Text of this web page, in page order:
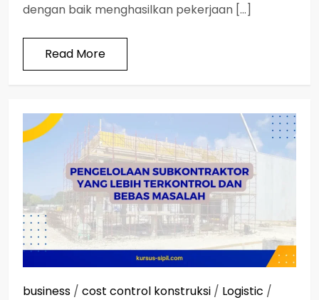
dengan baik menghasilkan pekerjaan […]
Read More
business / cost control konstruksi / Logistic /